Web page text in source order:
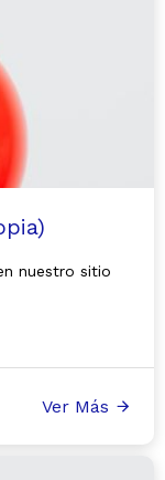
nuestro sitio
Ver Más